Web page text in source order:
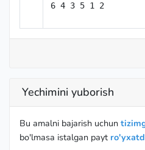
6 4 3 5 1 2
Yechimini yuborish
Bu amalni bajarish uchun
bo'lmasa istalgan payt